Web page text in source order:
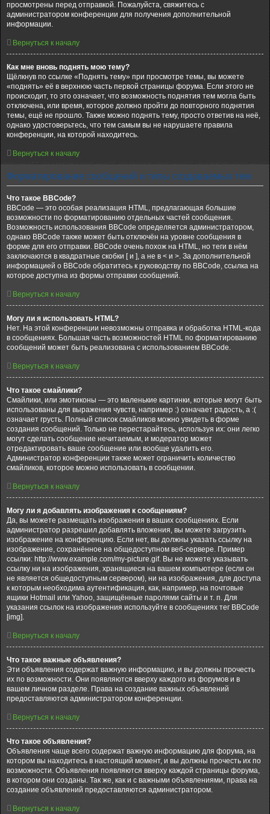
просмотрены перед отправкой. Пожалуйста, свяжитесь с
администратором конференции для получения дополнительной
информации.
Вернуться к началу
Как мне вновь поднять мою тему?
Щёлкнув по ссылке «Поднять тему» при просмотре темы, вы можете
«поднять» её в верхнюю часть первой страницы форума. Если этого не
происходит, то это означает, что возможность поднятия тем могла быть
отключена, или время, которое должно пройти до повторного поднятия
темы, ещё не прошло. Также можно поднять тему, просто ответив на неё,
однако удостоверьтесь, что тем самым вы не нарушаете правила
конференции, на которой находитесь.
Вернуться к началу
Форматирование сообщений и типы создаваемых тем
Что такое BBCode?
BBCode — это особая реализация HTML, предлагающая большие
возможности по форматированию отдельных частей сообщения.
Возможность использования BBCode определяется администратором,
однако BBCode также может быть отключён на уровне сообщения в
форме для его отправки. BBCode очень похож на HTML, но теги в нём
заключаются в квадратные скобки [ и ], а не в < и >. За дополнительной
информацией о BBCode обратитесь к руководству по BBCode, ссылка на
которое доступна из формы отправки сообщений.
Вернуться к началу
Могу ли я использовать HTML?
Нет. На этой конференции невозможны отправка и обработка HTML-кода
в сообщениях. Большая часть возможностей HTML по форматированию
сообщений может быть реализована с использованием BBCode.
Вернуться к началу
Что такое смайлики?
Смайлики, или эмотиконы — это маленькие картинки, которые могут быть
использованы для выражения чувств, например :) означает радость, а :(
означает грусть. Полный список смайликов можно увидеть в форме
создания сообщений. Только не перестарайтесь, используя их: они легко
могут сделать сообщение нечитаемым, и модератор может
отредактировать ваше сообщение или вообще удалить его.
Администратор конференции также может ограничить количество
смайликов, которое можно использовать в сообщении.
Вернуться к началу
Могу ли я добавлять изображения к сообщениям?
Да, вы можете размещать изображения в ваших сообщениях. Если
администратор разрешил добавлять вложения, вы можете загрузить
изображение на конференцию. Если нет, вы должны указать ссылку на
изображение, сохранённое на общедоступном веб-сервере. Пример
ссылки: http://www.example.com/my-picture.gif. Вы не можете указывать
ссылку ни на изображения, хранящиеся на вашем компьютере (если он
не является общедоступным сервером), ни на изображения, для доступа
к которым необходима аутентификация, как, например, на почтовые
ящики Hotmail или Yahoo, защищённые паролями сайты и т. п. Для
указания ссылок на изображения используйте в сообщениях тег BBCode
[img].
Вернуться к началу
Что такое важные объявления?
Эти объявления содержат важную информацию, и вы должны прочесть
их по возможности. Они появляются вверху каждого из форумов и в
вашем личном разделе. Права на создание важных объявлений
предоставляются администратором конференции.
Вернуться к началу
Что такое объявления?
Объявления чаще всего содержат важную информацию для форума, на
котором вы находитесь в настоящий момент, и вы должны прочесть их по
возможности. Объявления появляются вверху каждой страницы форума,
в котором они созданы. Так же, как и с важными объявлениями, права на
создание объявлений предоставляются администратором.
Вернуться к началу